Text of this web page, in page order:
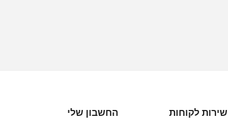
שירות לקוחות החשבון שלי